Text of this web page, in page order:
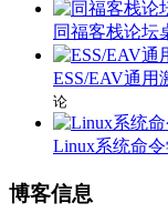
同福客栈论坛
ESS/EAV通用
论
Linux系统命
博客信息